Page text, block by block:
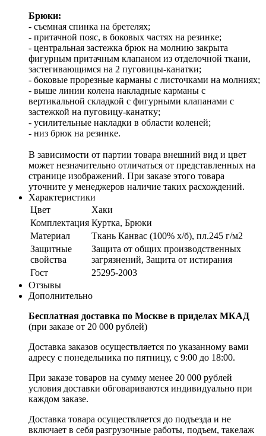
Брюки:
- съемная спинка на бретелях;
- притачной пояс, в боковых частях на резинке;
- центральная застежка брюк на молнию закрыта
фигурным притачным клапаном из отделочной ткани,
застегивающимся на 2 пуговицы-канатки;
- боковые прорезные карманы с листочками на молниях;
- выше линии колена накладные карманы с
вертикальной складкой с фигурными клапанами с
застежкой на пуговицу-канатку;
- усилительные накладки в области коленей;
- низ брюк на резинке.
В зависимости от партии товара внешний вид и цвет
может незначительно отличаться от представленных на
странице изображений. При заказе этого товара
уточните у менеджеров наличие таких расхождений.
Характеристики
Цвет
Хаки
Комплектация Куртка, Брюки
Материал
Ткань Канвас (100% х/б), пл.245 г/м2
Защитные
свойства
Защита от общих производственных
загрязнений, Защита от истирания
Гост
25295-2003
Отзывы
Дополнительно
Бесплатная доставка по Москве в приделах МКАД
(при заказе от 20 000 рублей)
Доставка заказов осуществляется по указанному вами
адресу c понедельника по пятницу, с 9:00 до 18:00.
При заказе товаров на сумму менее 20 000 рублей
условия доставки обговариваются индивидуально при
каждом заказе.
Доставка товара осуществляется до подъезда и не
включает в себя разгрузочные работы, подъем, такелаж